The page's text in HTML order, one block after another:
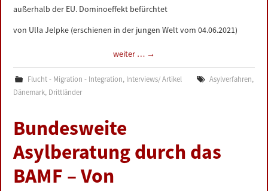
DATENSCHUTZERKLÄRUNG
außerhalb der EU. Dominoeffekt befürchtet
von Ulla Jelpke (erschienen in der jungen Welt vom 04.06.2021)
weiter … →
Flucht - Migration - Integration, Interviews/ Artikel Asylverfahren,
Dänemark, Drittländer
Bundesweite
Asylberatung durch das
BAMF – Von